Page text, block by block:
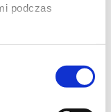
podczas